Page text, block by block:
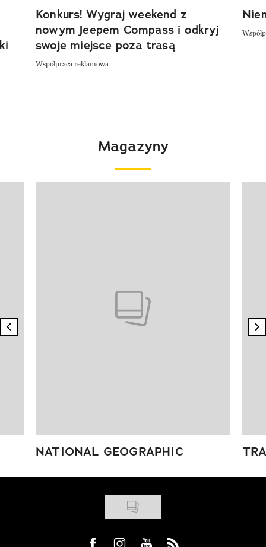
Konkurs! Wygraj weekend z
nowym Jeepem Compass i odkryj
swoje miejsce poza trasą
Współpraca reklamowa
Magazyny
previous element
NATIONAL GEOGRAPHIC
Visit us on Facebook
Visit us on Instagram
Visit us on Youtube
Visit us on Rss